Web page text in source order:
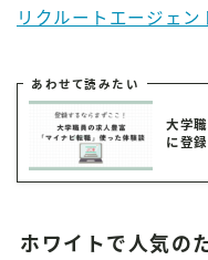
リクルートエージェン
あわせて読みたい
大学
に登
ホワイトで人気の